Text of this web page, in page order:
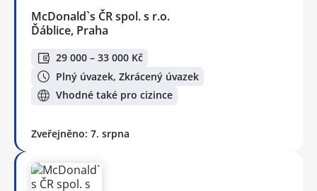
McDonald`s ČR spol. s r.o.
Ďáblice, Praha
29 000 – 33 000 Kč
Plný úvazek, Zkrácený úvazek
Vhodné také pro cizince
Zveřejněno: 7. srpna